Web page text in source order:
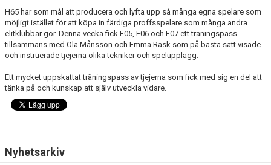
H65 har som mål att producera och lyfta upp så många egna spelare som
möjligt istället för att köpa in färdiga proffsspelare som många andra
elitklubbar gör. Denna vecka fick F05, F06 och F07 ett träningspass
tillsammans med Ola Månsson och Emma Rask som på bästa sätt visade
och instruerade tjejerna olika tekniker och spelupplägg.
Ett mycket uppskattat träningspass av tjejerna som fick med sig en del att
tänka på och kunskap att själv utveckla vidare.
Nyhetsarkiv